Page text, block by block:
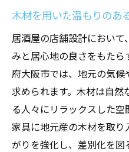
木材を用いた温もりのあ
居酒屋の店舗設計におい
みと居心地の良さをもた
府大阪市では、地元の気
求められます。木材は自
る人々にリラックスした
家具に地元産の木材を取
がりを強化し、差別化を図